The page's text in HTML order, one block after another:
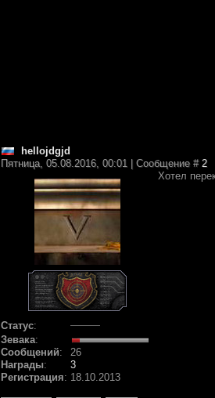
hellojdgjd
Пятница, 05.08.2016, 00:01 | Сообщение # 2
Статус:
Зевака:
Сообщений:
26
Награды:
3
Регистрация: 18.10.2013
Хотел